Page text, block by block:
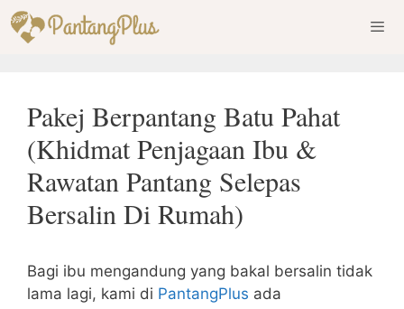
Skip
to
Pakej Berpantang Batu Pahat
(Khidmat Penjagaan Ibu &
Rawatan Pantang Selepas
Bersalin Di Rumah)
Bagi ibu mengandung yang bakal bersalin tidak
lama lagi, kami di PantangPlus ada